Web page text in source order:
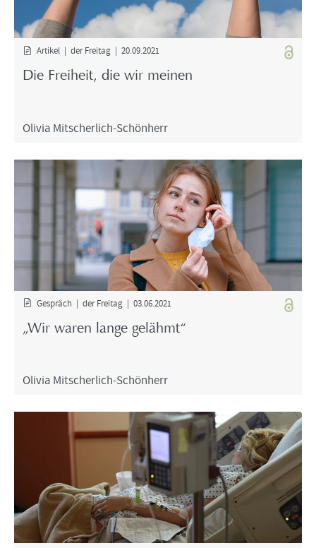
Ar­ti­kel | der Frei­tag | 20.09.2021
Die Frei­heit, die wir mei­nen
Oli­via Mitscherlich-​Schönherr
Ge­spräch | der Frei­tag | 03.06.2021
„Wir waren lange ge­lähmt“
Oli­via Mitscherlich-​Schönherr